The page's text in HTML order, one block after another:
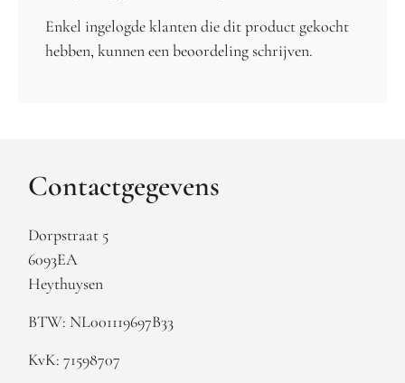
Enkel ingelogde klanten die dit product gekocht
hebben, kunnen een beoordeling schrijven.
Contactgegevens
Dorpstraat 5
6093EA
Heythuysen
BTW: NL001119697B33
KvK: 71598707